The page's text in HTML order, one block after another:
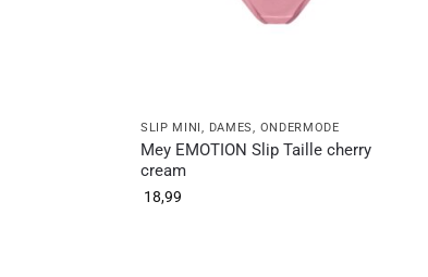
SLIP MINI, DAMES, ONDERMODE
Mey EMOTION Slip Taille cherry
cream
18,99